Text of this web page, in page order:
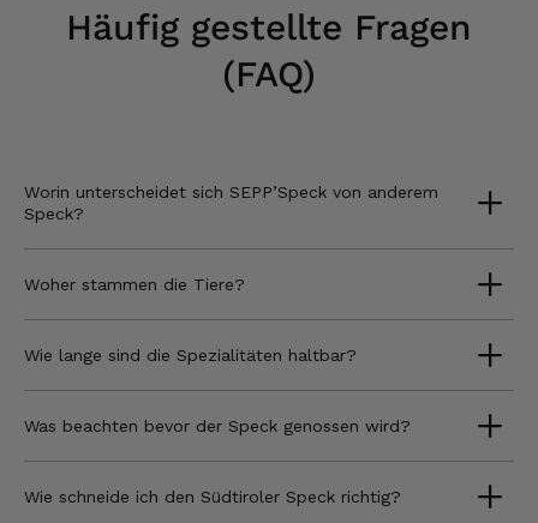
Häufig gestellte Fragen
(FAQ)
Worin unterscheidet sich SEPP’Speck von anderem
Speck?
Woher stammen die Tiere?
Wie lange sind die Spezialitäten haltbar?
Was beachten bevor der Speck genossen wird?
Wie schneide ich den Südtiroler Speck richtig?